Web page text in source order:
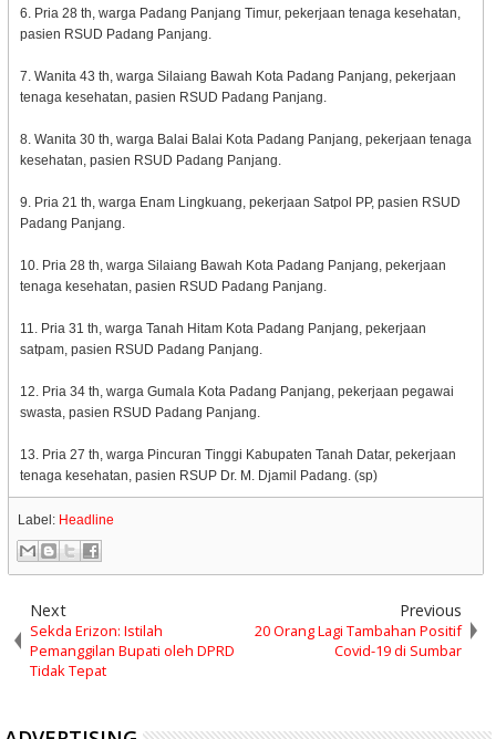
6. Pria 28 th, warga Padang Panjang Timur, pekerjaan tenaga kesehatan,
pasien RSUD Padang Panjang.
7. Wanita 43 th, warga Silaiang Bawah Kota Padang Panjang, pekerjaan
tenaga kesehatan, pasien RSUD Padang Panjang.
8. Wanita 30 th, warga Balai Balai Kota Padang Panjang, pekerjaan tenaga
kesehatan, pasien RSUD Padang Panjang.
9. Pria 21 th, warga Enam Lingkuang, pekerjaan Satpol PP, pasien RSUD
Padang Panjang.
10. Pria 28 th, warga Silaiang Bawah Kota Padang Panjang, pekerjaan
tenaga kesehatan, pasien RSUD Padang Panjang.
11. Pria 31 th, warga Tanah Hitam Kota Padang Panjang, pekerjaan
satpam, pasien RSUD Padang Panjang.
12. Pria 34 th, warga Gumala Kota Padang Panjang, pekerjaan pegawai
swasta, pasien RSUD Padang Panjang.
13. Pria 27 th, warga Pincuran Tinggi Kabupaten Tanah Datar, pekerjaan
tenaga kesehatan, pasien RSUP Dr. M. Djamil Padang. (sp)
Label: Headline
Next
Sekda Erizon: Istilah
Pemanggilan Bupati oleh DPRD
Tidak Tepat
Previous
20 Orang Lagi Tambahan Positif
Covid-19 di Sumbar